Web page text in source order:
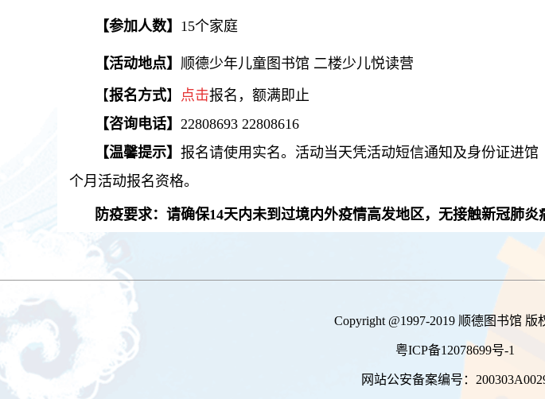
【参加人数】 15个家庭
【活动地点】 顺德少年儿童图书馆 二楼少儿悦读营
【报名方式】 点击报名，额满即 止
【咨询电话】 22808693 22808616
【温馨提示】 报名请使用实名。活动当天凭活动短信通知及身份证进
个月活动报名资格。
防疫要求：请确保14天内未到过境内外疫情高发地区，无接触新冠肺
Copyright @1997-2019 顺德图书馆 版
粤ICP备12078699号-1
网站公安备案编号：